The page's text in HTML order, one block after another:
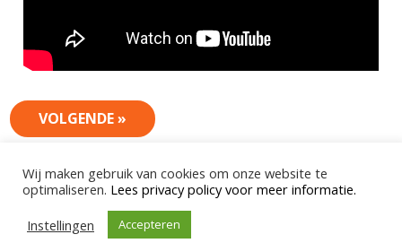
Continue
Reading
VOLGENDE »
Wij maken gebruik van cookies om onze website te
optimaliseren. Lees privacy policy voor meer informatie.
Instellingen
Accepteren